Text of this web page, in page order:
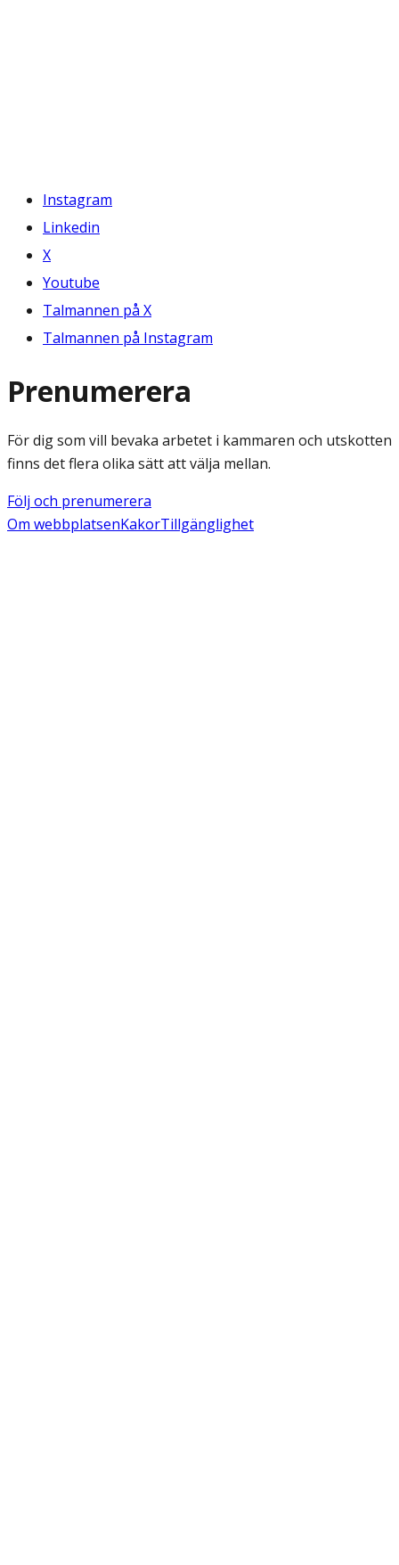
Instagram
Linkedin
X
Youtube
Talmannen på X
Talmannen på Instagram
Prenumerera
För dig som vill bevaka arbetet i kammaren och utskotten
finns det flera olika sätt att välja mellan.
Följ och prenumerera
Om webbplatsenKakorTillgänglighet